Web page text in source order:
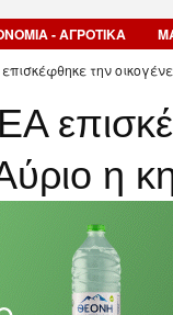
- ΑΓΡΟΤΙΚΑ
την
η